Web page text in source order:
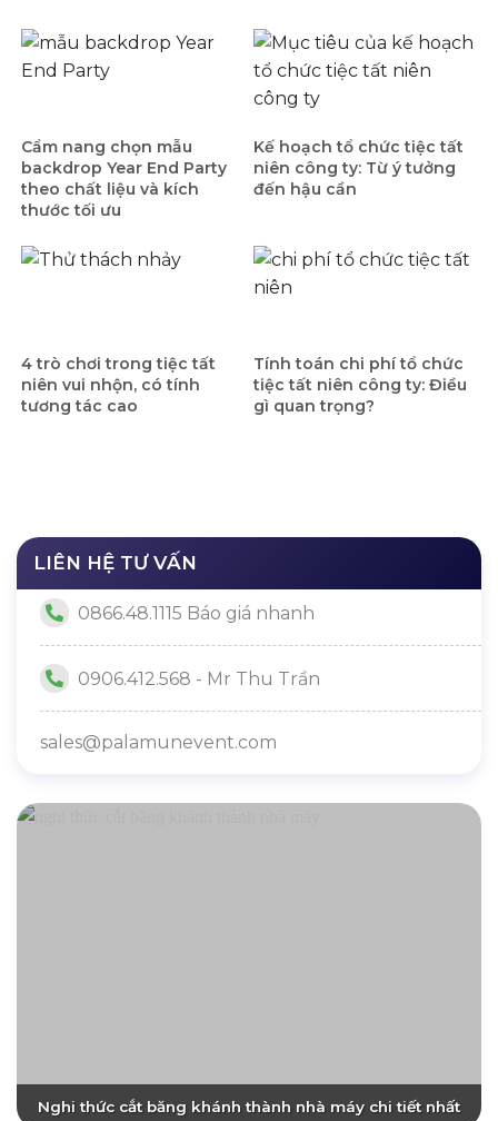
Cẩm nang chọn mẫu
backdrop Year End Party
theo chất liệu và kích
thước tối ưu
Kế hoạch tổ chức tiệc tất
niên công ty: Từ ý tưởng
đến hậu cần
4 trò chơi trong tiệc tất
niên vui nhộn, có tính
tương tác cao
Tính toán chi phí tổ chức
tiệc tất niên công ty: Điều
gì quan trọng?
LIÊN HỆ TƯ VẤN
0866.48.1115 Báo giá nhanh
0906.412.568 - Mr Thu Trần
sales@palamunevent.com
Nghi thức cắt băng khánh thành nhà máy chi tiết nhất